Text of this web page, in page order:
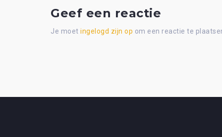
Geef een reactie
Je moet ingelogd zijn op om een reactie te